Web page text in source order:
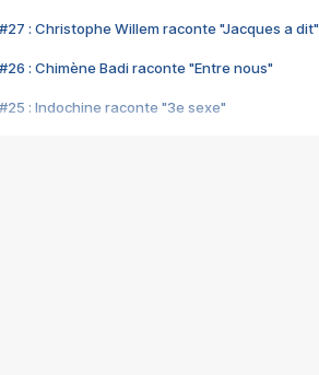
#27 : Christophe Willem raconte "Jacques a dit"
#26 : Chimène Badi raconte "Entre nous"
#25 : Indochine raconte "3e sexe"